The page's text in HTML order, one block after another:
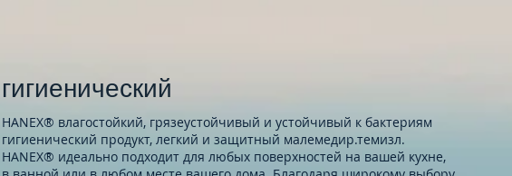
гигиенический
HANEX® влагостойкий, грязеустойчивый и устойчивый к бактериям
гигиенический продукт, легкий и защитный малемедир.темизл.
HANEX® идеально подходит для любых поверхностей на вашей кухне,